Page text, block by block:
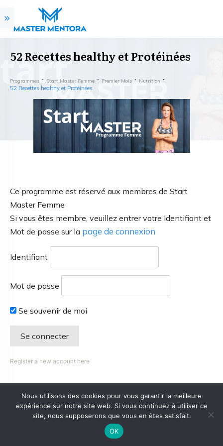
52 Recettes healthy et Protéinées
Programmes Start Master Femme Premier Mois Nutrition
52 Recettes healthy et Protéinées
Ce programme est réservé aux membres de Start
Master Femme
Si vous êtes membre, veuillez entrer votre Identifiant et
Mot de passe sur la page de connexion
Identifiant
Mot de passe
Se souvenir de moi
Register a new account here
Nous utilisons des cookies pour vous garantir la meilleure
expérience sur notre site web. Si vous continuez à utiliser ce
site, nous supposerons que vous en êtes satisfait.
OK